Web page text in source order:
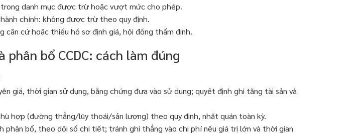
trong danh mục được trừ hoặc vượt mức cho phép.
chính: không được trừ theo quy định.
căn cứ hoặc thiếu hồ sơ định giá, hội đồng thẩm định.
phân bổ CCDC: cách làm đúng
giá, thời gian sử dụng, bằng chứng đưa vào sử dụng; quyết định ghi tăng tài sản và
hợp (đường thẳng/lũy thoái/sản lượng) theo quy định, nhất quán toàn kỳ.
phân bổ, theo dõi sổ chi tiết; tránh ghi thẳng vào chi phí nếu giá trị lớn và thời gian